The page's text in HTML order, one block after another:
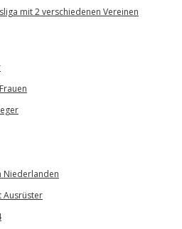
mit 2 verschiedenen Vereinen
Niederlanden
Ausrüster